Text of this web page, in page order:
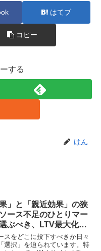
はてブ
コピー
する
けん
果」と「親近効果」の狭
ース不足のひとりマー
ぶべき、LTV最大化の
的資源配分
スをどこに投下すべきか日々
選択」を迫られています。特